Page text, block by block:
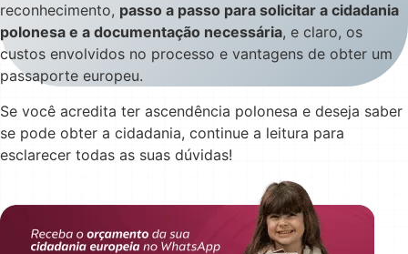
reconhecimento, passo a passo para solicitar a cidadania
polonesa e a documentação necessária, e claro, os
custos envolvidos no processo e vantagens de obter um
passaporte europeu.
Se você acredita ter ascendência polonesa e deseja saber
se pode obter a cidadania, continue a leitura para
esclarecer todas as suas dúvidas!